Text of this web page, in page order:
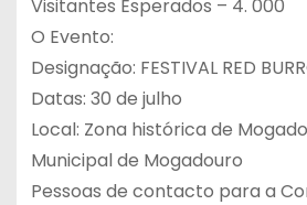
Visitantes Esperados – 4. 000
O Evento:
Designação: FESTIVAL RED
Datas: 30 de julho
Local: Zona histórica de
Municipal de Mogadouro
Pessoas de contacto para a